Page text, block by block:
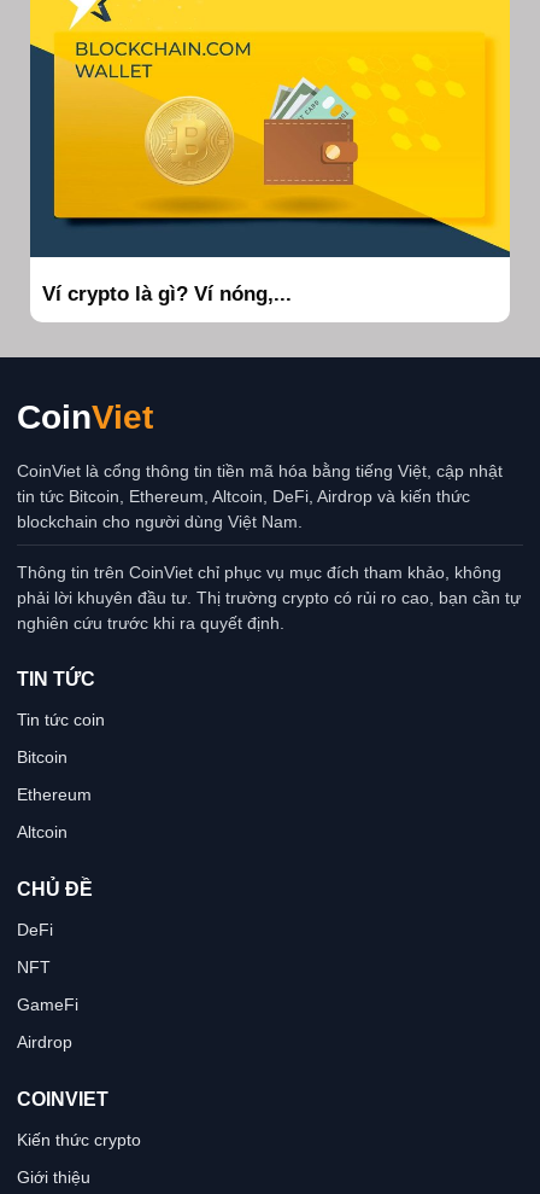
Ví crypto là gì? Ví nóng,...
CoinViet
CoinViet là cổng thông tin tiền mã hóa bằng tiếng Việt, cập nhật
tin tức Bitcoin, Ethereum, Altcoin, DeFi, Airdrop và kiến thức
blockchain cho người dùng Việt Nam.
Thông tin trên CoinViet chỉ phục vụ mục đích tham khảo, không
phải lời khuyên đầu tư. Thị trường crypto có rủi ro cao, bạn cần tự
nghiên cứu trước khi ra quyết định.
TIN TỨC
Tin tức coin
Bitcoin
Ethereum
Altcoin
CHỦ ĐỀ
DeFi
NFT
GameFi
Airdrop
COINVIET
Kiến thức crypto
Giới thiệu